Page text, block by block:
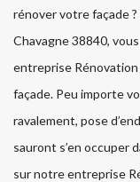
rénover votre façade ?
Chavagne 38840,
entreprise
façade. Peu importe
ravalement, pose
sauront s’en occuper
sur notre entreprise